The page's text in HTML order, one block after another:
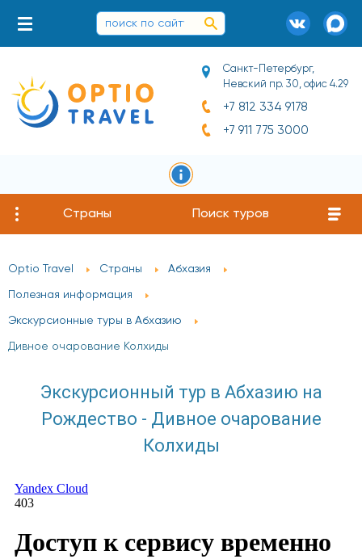
Санкт-Петербург,
Невский пр. 30, офис 4.29
+7 812 334 9178
+7 911 775 3000
Страны Поиск туров
Optio Travel Страны Абхазия
Полезная информация
Экскурсионные туры в Абхазию
Дивное очарование Колхиды
Экскурсионный тур в Абхазию на
Рождество - Дивное очарование
Колхиды